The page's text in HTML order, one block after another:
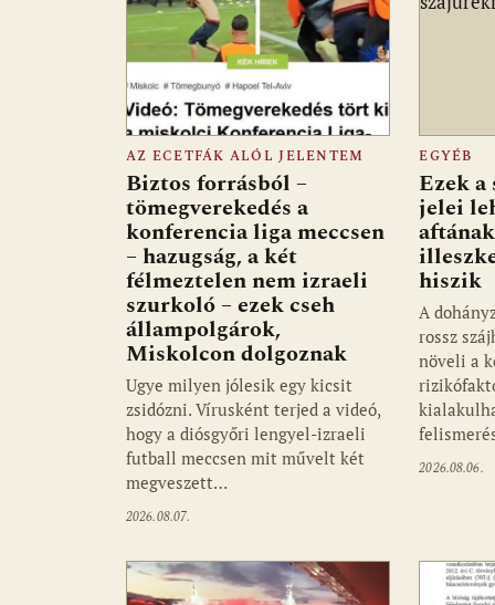
AZ ECETFÁK ALÓL JELENTEM
Biztos forrásból –
tömegverekedés a
konferencia liga meccsen
– hazugság, a két
félmeztelen nem izraeli
szurkoló – ezek cseh
állampolgárok,
Miskolcon dolgoznak
Ugye milyen jólesik egy kicsit
zsidózni. Vírusként terjed a videó,
hogy a diósgyőri lengyel-izraeli
futball meccsen mit művelt két
megveszett…
2026.08.07.
EGYÉB
Ezek
jelei
hiszik
A
rossz
növeli a
2026.08.06.